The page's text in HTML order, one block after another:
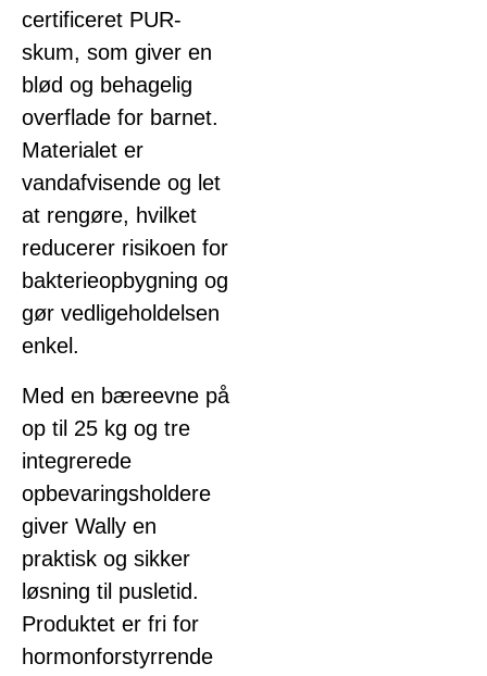
certificeret PUR-
skum, som giver en
blød og behagelig
overflade for barnet.
Materialet er
vandafvisende og let
at rengøre, hvilket
reducerer risikoen for
bakterieopbygning og
gør vedligeholdelsen
enkel.
Med en bæreevne på
op til 25 kg og tre
integrerede
opbevaringsholdere
giver Wally en
praktisk og sikker
løsning til pusletid.
Produktet er fri for
hormonforstyrrende